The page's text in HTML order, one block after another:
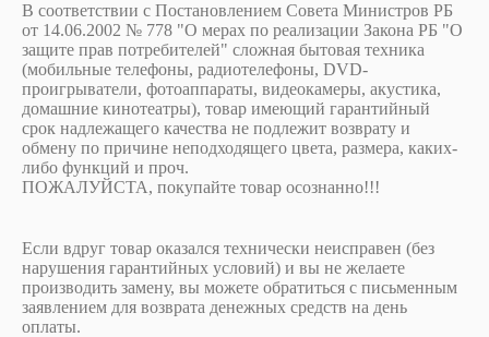
В соответствии с Постановлением Совета Министров РБ
от 14.06.2002 № 778 "О мерах по реализации Закона РБ "О
защите прав потребителей" сложная бытовая техника
(мобильные телефоны, радиотелефоны, DVD-
проигрыватели, фотоаппараты, видеокамеры, акустика,
домашние кинотеатры), товар имеющий гарантийный
срок надлежащего качества не подлежит возврату и
обмену по причине неподходящего цвета, размера, каких-
либо функций и проч.
ПОЖАЛУЙСТА, покупайте товар осознанно!!!
Если вдруг товар оказался технически неисправен (без
нарушения гарантийных условий) и вы не желаете
производить замену, вы можете обратиться с письменным
заявлением для возврата денежных средств на день
оплаты.